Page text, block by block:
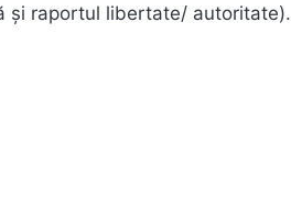
şi raportul libertate/ autoritate).